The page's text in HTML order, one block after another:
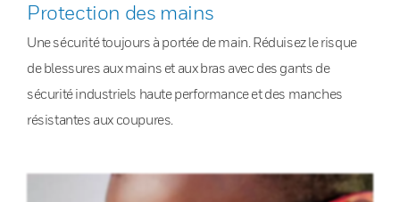
Protection des mains
Une sécurité toujours à portée de main. Réduisez le risque
de blessures aux mains et aux bras avec des gants de
sécurité industriels haute performance et des manches
résistantes aux coupures.